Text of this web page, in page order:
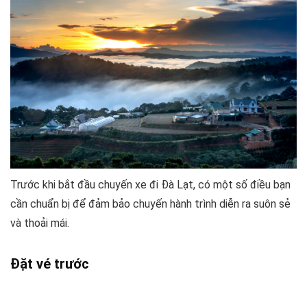
Trước khi bắt đầu chuyến xe đi Đà Lạt, có một số điều bạn
cần chuẩn bị để đảm bảo chuyến hành trình diễn ra suôn sẻ
và thoải mái.
Đặt vé trước